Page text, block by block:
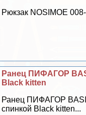
Рюкзак NOSIMOE
Ранец ПИФАГОР
Black kitten
Ранец ПИФАГОР
спинкой Black kitten...